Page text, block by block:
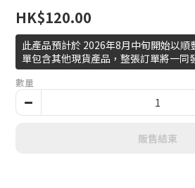
HK$120.00
此產品預計於 2026年8月中旬開始以順
單包含其他現貨產品，整張訂單將一同
數量
販售結束